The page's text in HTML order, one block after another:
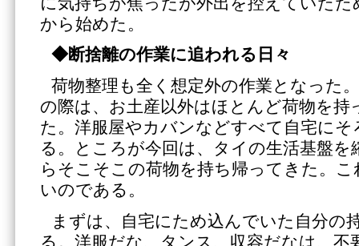
から始めた。
◆断捨離の作業に追われる日々
荷物整理も全く想定外の作業となった
の際は、お土産以外はほとんど荷物を
た。洋服屋やカバンなどすべて自宅に
る。ところが今回は、タイの生活基盤
らそこそこの荷物を持ち帰ってきた。
いのである。
まずは、自宅にため込んでいた自分の
る。洋服だな、タンス、収容だなは、不